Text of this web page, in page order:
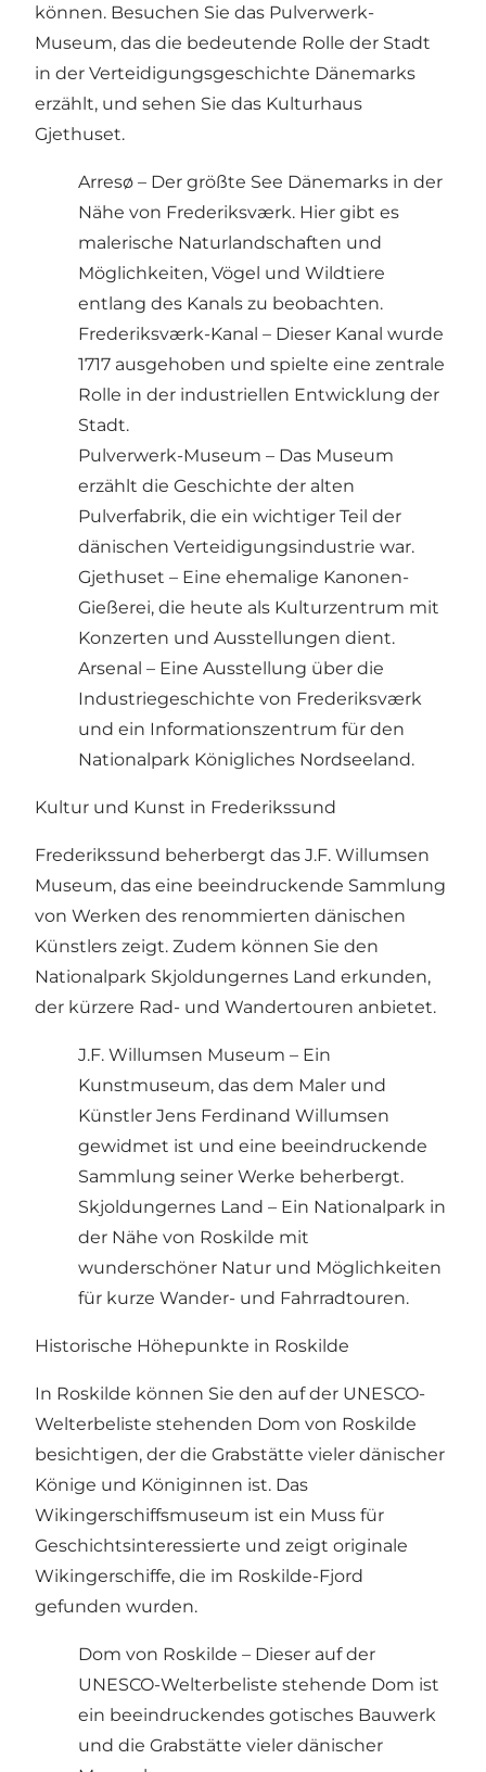
können. Besuchen Sie das Pulverwerk-
Museum, das die bedeutende Rolle der Stadt
in der Verteidigungsgeschichte Dänemarks
erzählt, und sehen Sie das Kulturhaus
Gjethuset.
Arresø – Der größte See Dänemarks in der
Nähe von Frederiksværk. Hier gibt es
malerische Naturlandschaften und
Möglichkeiten, Vögel und Wildtiere
entlang des Kanals zu beobachten.
Frederiksværk-Kanal – Dieser Kanal wurde
1717 ausgehoben und spielte eine zentrale
Rolle in der industriellen Entwicklung der
Stadt.
Pulverwerk-Museum – Das Museum
erzählt die Geschichte der alten
Pulverfabrik, die ein wichtiger Teil der
dänischen Verteidigungsindustrie war.
Gjethuset – Eine ehemalige Kanonen-
Gießerei, die heute als Kulturzentrum mit
Konzerten und Ausstellungen dient.
Arsenal – Eine Ausstellung über die
Industriegeschichte von Frederiksværk
und ein Informationszentrum für den
Nationalpark Königliches Nordseeland.
Kultur und Kunst in Frederikssund
Frederikssund beherbergt das J.F. Willumsen
Museum, das eine beeindruckende Sammlung
von Werken des renommierten dänischen
Künstlers zeigt. Zudem können Sie den
Nationalpark Skjoldungernes Land erkunden,
der kürzere Rad- und Wandertouren anbietet.
J.F. Willumsen Museum – Ein
Kunstmuseum, das dem Maler und
Künstler Jens Ferdinand Willumsen
gewidmet ist und eine beeindruckende
Sammlung seiner Werke beherbergt.
Skjoldungernes Land – Ein Nationalpark in
der Nähe von Roskilde mit
wunderschöner Natur und Möglichkeiten
für kurze Wander- und Fahrradtouren.
Historische Höhepunkte in Roskilde
In Roskilde können Sie den auf der UNESCO-
Welterbeliste stehenden Dom von Roskilde
besichtigen, der die Grabstätte vieler dänischer
Könige und Königinnen ist. Das
Wikingerschiffsmuseum ist ein Muss für
Geschichtsinteressierte und zeigt originale
Wikingerschiffe, die im Roskilde-Fjord
gefunden wurden.
Dom von Roskilde – Dieser auf der
UNESCO-Welterbeliste stehende Dom ist
ein beeindruckendes gotisches Bauwerk
und die Grabstätte vieler dänischer